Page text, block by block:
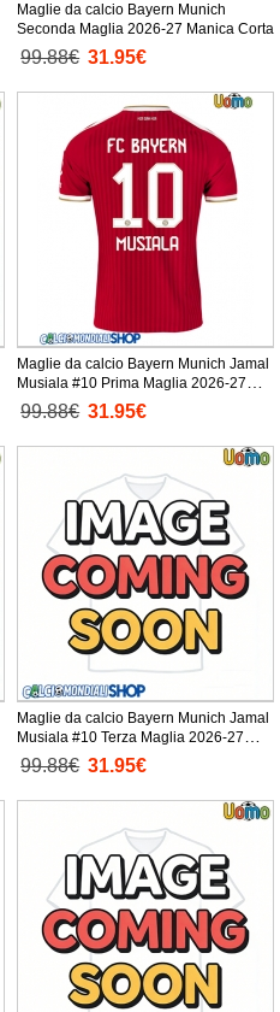
Maglie da calcio Bayern Munich
Seconda Maglia 2026-27 Manica Corta
99.88€ 31.95€
Maglie da calcio Bayern Munich Jamal
Musiala #10 Prima Maglia 2026-27
Manica Corta
99.88€ 31.95€
Maglie da calcio Bayern Munich Jamal
Musiala #10 Terza Maglia 2026-27
Manica Corta
99.88€ 31.95€